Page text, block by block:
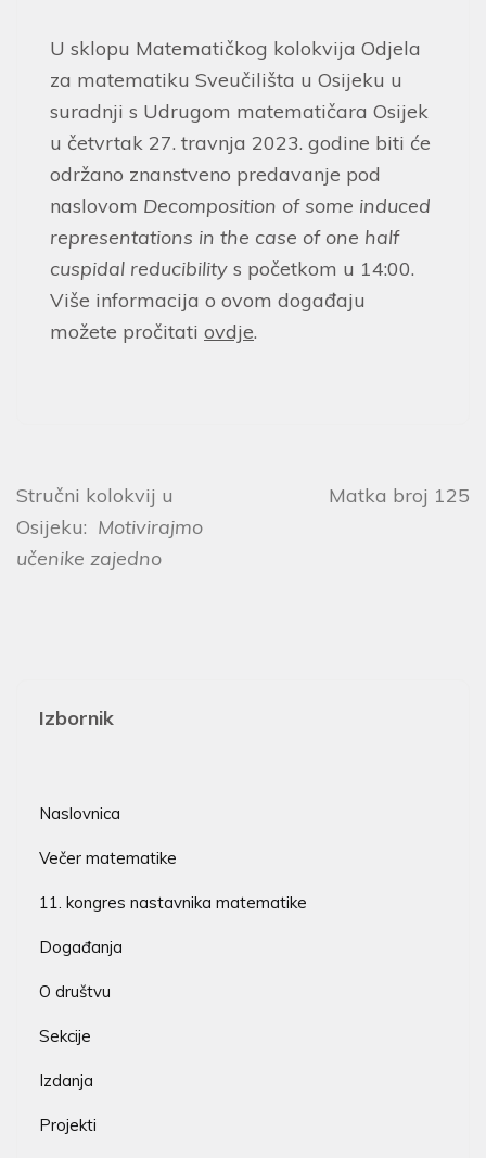
U sklopu Matematičkog kolokvija Odjela
za matematiku Sveučilišta u Osijeku u
suradnji s Udrugom matematičara Osijek
u četvrtak 27. travnja 2023. godine biti će
održano znanstveno predavanje pod
naslovom Decomposition of some induced
representations in the case of one half
cuspidal reducibility s početkom u 14:00.
Više informacija o ovom događaju
možete pročitati ovdje.
Stručni kolokvij u
Osijeku: Motivirajmo
učenike zajedno
Matka broj 125
Izbornik
Naslovnica
Večer matematike
11. kongres nastavnika matematike
Događanja
O društvu
Sekcije
Izdanja
Projekti